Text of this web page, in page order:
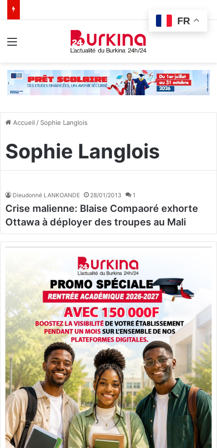
Accueil / Sophie Langlois
Sophie Langlois
Dieudonné LANKOANDE 28/01/2013 1
Crise malienne: Blaise Compaoré exhorte
Ottawa à déployer des troupes au Mali
FR